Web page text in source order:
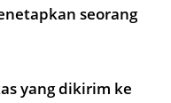
seorang
yang dikirim ke